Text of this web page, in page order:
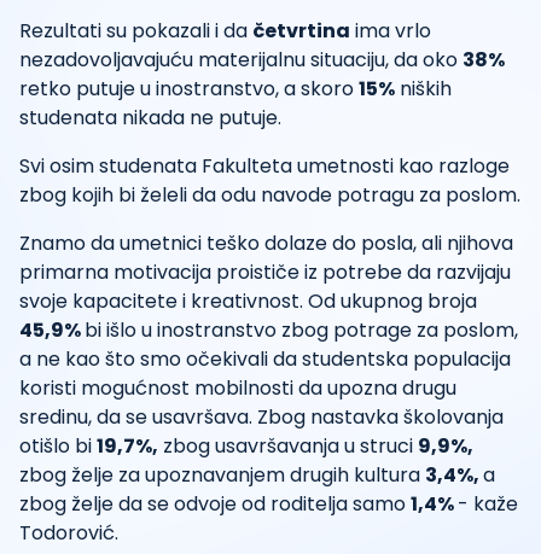
Rezultati su pokazali i da četvrtina ima vrlo
nezadovoljavajuću materijalnu situaciju, da oko 38%
retko putuje u inostranstvo, a skoro15% niških
studenata nikada ne putuje.
Svi osim studenata Fakulteta umetnosti kao razloge
zbog kojih bi želeli da odu navode potragu za poslom.
Znamo da umetnici teško dolaze do posla, ali njihova
primarna motivacija proističe iz potrebe da razvijaju
svoje kapacitete i kreativnost. Od ukupnog broja
45,9%bi išlo u inostranstvo zbog potrage za poslom,
a ne kao što smo očekivali da studentska populacija
koristi mogućnost mobilnosti da upozna drugu
sredinu, da se usavršava. Zbog nastavka školovanja
otišlo bi19,7%, zbog usavršavanja u struci 9,9%,
zbog želje za upoznavanjem drugih kultura 3,4%,a
zbog želje da se odvoje od roditelja samo1,4%- kaže
Todorović.